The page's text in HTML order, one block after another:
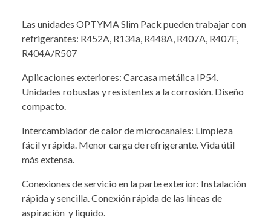
Las unidades OPTYMA Slim Pack pueden trabajar con
refrigerantes: R452A, R134a, R448A, R407A, R407F,
R404A/R507
Aplicaciones exteriores: Carcasa metálica IP54.
Unidades robustas y resistentes a la corrosión. Diseño
compacto.
Intercambiador de calor de microcanales: Limpieza
fácil y rápida. Menor carga de refrigerante. Vida útil
más extensa.
Conexiones de servicio en la parte exterior: Instalación
rápida y sencilla. Conexión rápida de las líneas de
aspiración y liquido.